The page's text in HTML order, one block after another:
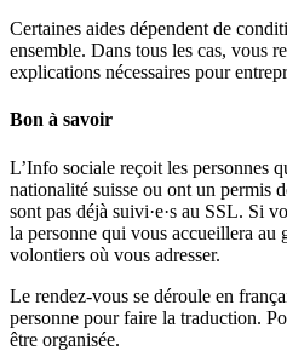
Certaines aides dépendent de
ensemble. Dans tous les cas, vous
explications nécessaires pour
Bon à savoir
L’Info sociale reçoit les personnes
nationalité suisse ou ont un permis
sont pas déjà suivi·e·s au SSL. Si
la personne qui vous accueillera au
volontiers où vous adresser.
Le rendez-vous se déroule en
personne pour faire la traduction.
être organisée.